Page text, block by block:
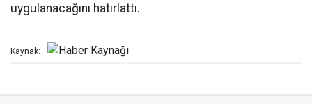
uygulanacağını hatırlattı.
Kaynak: